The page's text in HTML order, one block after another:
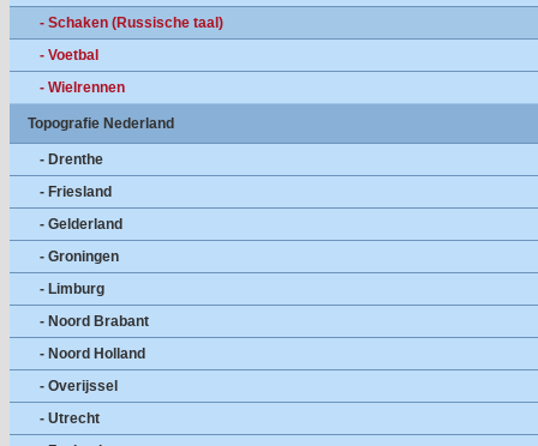
- Schaken (Russische taal)
- Voetbal
- Wielrennen
Topografie Nederland
- Drenthe
- Friesland
- Gelderland
- Groningen
- Limburg
- Noord Brabant
- Noord Holland
- Overijssel
- Utrecht